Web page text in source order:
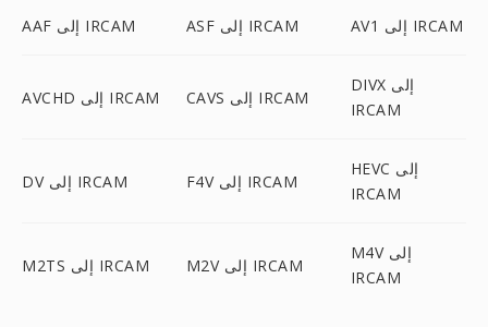
AAF إلى IRCAM ASF إلى IRCAM AV1 إلى IRCAM
AVCHD إلى IRCAM CAVS إلى IRCAM
DIVX إلى
IRCAM
DV إلى IRCAM F4V إلى IRCAM
HEVC إلى
IRCAM
M2TS إلى IRCAM M2V إلى IRCAM
M4V إلى
IRCAM